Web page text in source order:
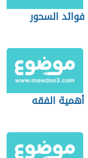
فوائد السحور
أهمية الفقه